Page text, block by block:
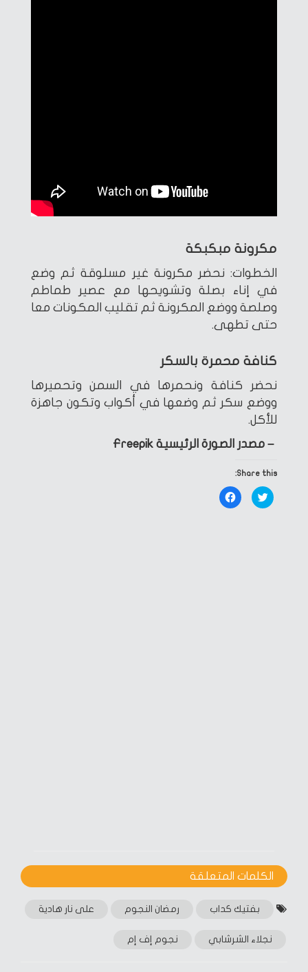
مكرونة مبكبكة
الخطوات: نحضر مكرونة غير مسلوقة ثم وضع
في إناء بصلة وتشويحها مع عصير طماطم
وصلصة ووضع المكرونة ثم تقليب المكونات معا
حتى تطهى.
كنافة محمرة بالسكر
نحضر كنافة ونحمرها في السمن وتحميرها
ووضع سكر ثم وضعها في أكواب وتكون جاهزة
للأكل.
– مصدر الصورة الرئيسية Freepik
Share this:
Click
to
share
Click
to
الكلمات المتعلقة‎
بفتيك كداب رمضان النجوم على نار هادية
نجلاء الشرشابي نجوم إف إم